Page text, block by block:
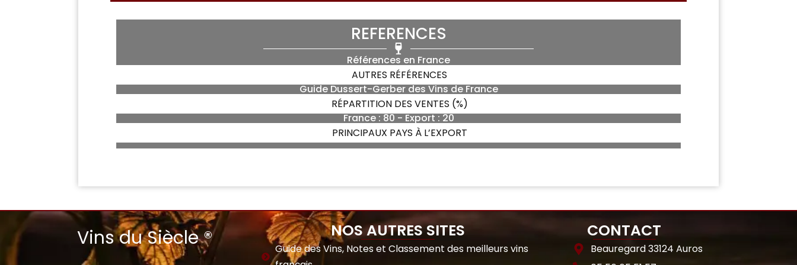
REFERENCES
Références en France
AUTRES RÉFÉRENCES
Guide Dussert-Gerber des Vins de France
RÉPARTITION DES VENTES (%)
France : 80 - Export : 20
PRINCIPAUX PAYS À L’EXPORT
Vins du Siècle ® NOS AUTRES SITES
Guide des Vins, Notes et Classement des meilleurs vins
CONTACT
Beauregard 33124 Auros